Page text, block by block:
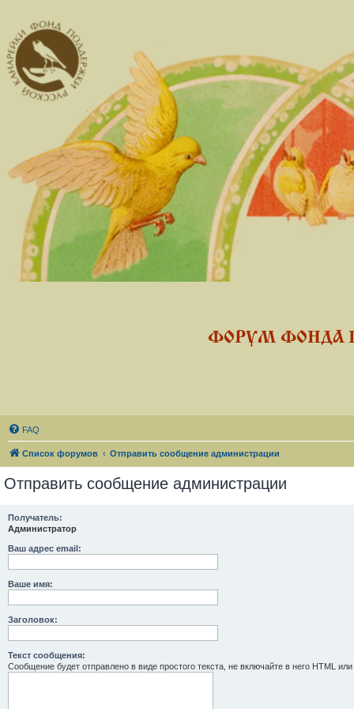
ФОРУМ ФОНДА
FAQ
Список форумов Отправить сообщение администрации
Отправить сообщение администрации
Получатель:
Администратор
Ваш адрес email:
Ваше имя:
Заголовок:
Текст сообщения:
Сообщение будет отправлено в виде простого текста, не включайте в него HTML